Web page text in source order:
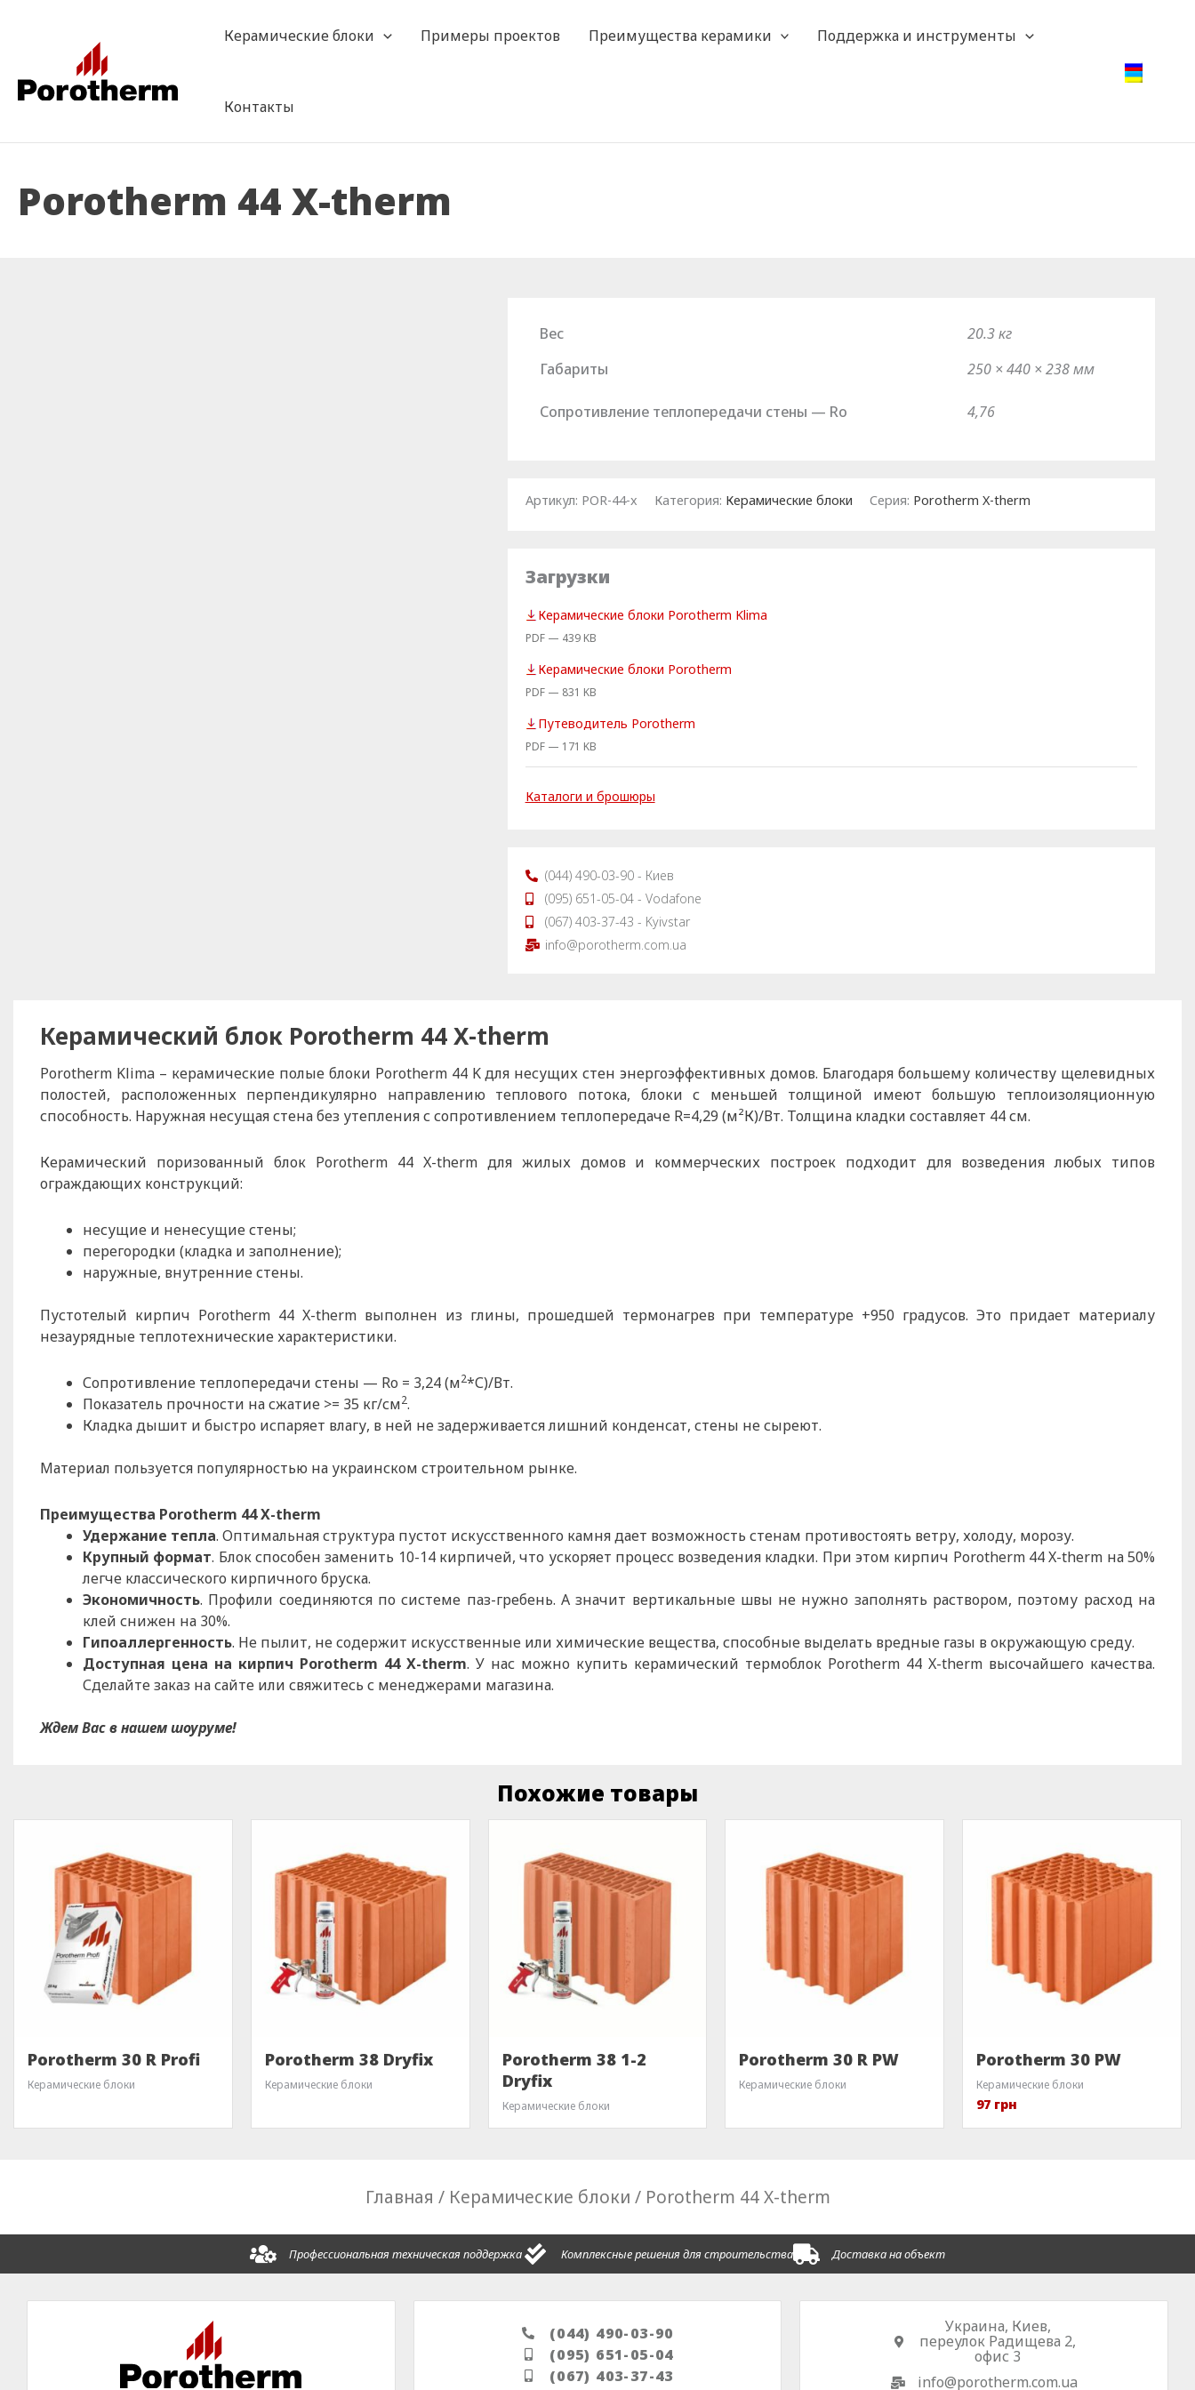
Керамические блоки Примеры проектов Преимущества керамики Поддержка и инструменты
Контакты
Porotherm 44 X-therm
Вес
20.3 кг
Габариты
250 × 440 × 238 мм
Сопротивление теплопередачи стены — Ro 4,76
Артикул: POR-44-x Категория: Керамические блоки Серия: Porotherm X-therm
Загрузки
Керамические блоки Porotherm Klima
PDF — 439 KB
Керамические блоки Porotherm
PDF — 831 KB
Путеводитель Porotherm
PDF — 171 KB
Каталоги и брошюры
(044) 490-03-90 - Киев
(095) 651-05-04 - Vodafone
(067) 403-37-43 - Kyivstar
info@porotherm.com.ua
Керамический блок Porotherm 44 X-therm
Porotherm Klima – керамические полые блоки Porotherm 44 K для несущих стен энергоэффективных домов. Благодаря большему количеству щелевидных
полостей, расположенных перпендикулярно направлению теплового потока, блоки с меньшей толщиной имеют большую теплоизоляционную
способность. Наружная несущая стена без утепления с сопротивлением теплопередаче R=4,29 (м²К)/Вт. Толщина кладки составляет 44 см.
Керамический поризованный блок Porotherm 44 X-therm для жилых домов и коммерческих построек подходит для возведения любых типов
ограждающих конструкций:
несущие и ненесущие стены;
перегородки (кладка и заполнение);
наружные, внутренние стены.
Пустотелый кирпич Porotherm 44 X-therm выполнен из глины, прошедшей термонагрев при температуре +950 градусов. Это придает материалу
незаурядные теплотехнические характеристики.
Сопротивление теплопередачи стены — Ro = 3,24 (м2*С)/Вт.
Показатель прочности на сжатие >= 35 кг/см2.
Кладка дышит и быстро испаряет влагу, в ней не задерживается лишний конденсат, стены не сыреют.
Материал пользуется популярностью на украинском строительном рынке.
Преимущества Porotherm 44 X-therm
Удержание тепла. Оптимальная структура пустот искусственного камня дает возможность стенам противостоять ветру, холоду, морозу.
Крупный формат. Блок способен заменить 10-14 кирпичей, что ускоряет процесс возведения кладки. При этом кирпич Porotherm 44 X-therm на 50%
легче классического кирпичного бруска.
Экономичность. Профили соединяются по системе паз-гребень. А значит вертикальные швы не нужно заполнять раствором, поэтому расход на
клей снижен на 30%.
Гипоаллергенность. Не пылит, не содержит искусственные или химические вещества, способные выделать вредные газы в окружающую среду.
Доступная цена на кирпич Porotherm 44 X-therm. У нас можно купить керамический термоблок Porotherm 44 X-therm высочайшего качества.
Сделайте заказ на сайте или свяжитесь с менеджерами магазина.
Ждем Вас в нашем шоуруме!
Похожие товары
Porotherm 30 R Profi
Керамические блоки
Porotherm 38 Dryfix
Керамические блоки
Porotherm 38 1-2
Dryfix
Керамические блоки
Porotherm 30 R PW
Керамические блоки
Porotherm 30 PW
Керамические блоки
97 грн
Главная / Керамические блоки / Porotherm 44 X-therm
Профессиональная техническая поддержка Комплексные решения для строительства Доставка на объект
(044) 490-03-90
(095) 651-05-04
(067) 403-37-43
Украина, Киев,
переулок Радищева 2,
офис 3
info@porotherm.com.ua